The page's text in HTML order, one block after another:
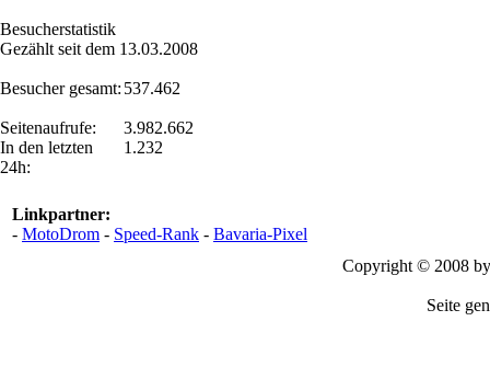
Besucherstatistik
Gezählt seit dem 13.03.2008
Besucher gesamt:
Seitenaufrufe:
In den letzten
24h:
537.462
3.982.662
1.232
Linkpartner:
- MotoDrom - Speed-Rank - Bavaria-Pixel
Copyright © 2008
Seite